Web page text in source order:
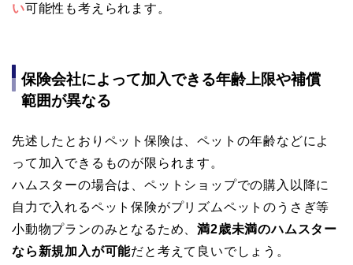
い可能性も考えられます。
保険会社によって加入できる年齢上限や補償
範囲が異なる
先述したとおりペット保険は、ペットの年齢などによ
って加入できるものが限られます。
ハムスターの場合は、ペットショップでの購入以降に
自力で入れるペット保険がプリズムペットのうさぎ等
小動物プランのみとなるため、満2歳未満のハムスター
なら新規加入が可能だと考えて良いでしょう。